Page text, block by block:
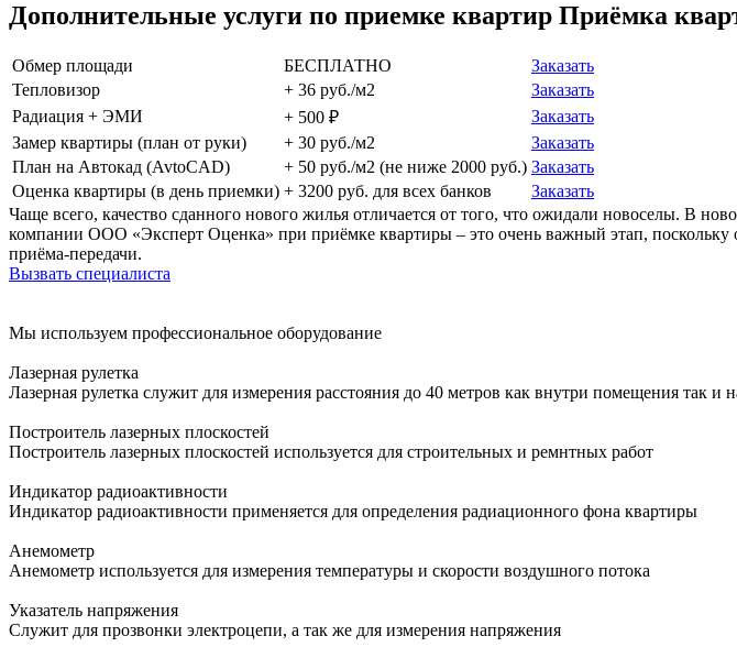
Дополнительные услуги по приемке квартир Приёмка
Обмер площади БЕСПЛАТНО
Заказать
Тепловизор
+ 36 руб./м2
Заказать
Радиация + ЭМИ
+ 500 ₽
Заказать
Замер квартиры (план от руки)
+ 30 руб./м2
Заказать
План на Автокад (AvtoCAD)
+ 50 руб./м2 (не ниже 2000 руб.) Заказать
Оценка квартиры (в день приемки) + 3200 руб. для всех банков
Заказать
Чаще всего, качество сданного нового жилья отличается от того, что ожидали новоселы. В
компании ООО «Эксперт Оценка» при приёмке квартиры – это очень важный этап, поскольку
приёма-передачи.
Вызвать специалиста
Мы используем профессиональное оборудование
Лазерная рулетка
Лазерная рулетка служит для измерения расстояния до 40 метров как внутри помещения так и
Построитель лазерных плоскостей
Построитель лазерных плоскостей используется для строительных и ремнтных работ
Индикатор радиоактивности
Индикатор радиоактивности применяется для определения радиационного фона квартиры
Анемометр
Анемометр используется для измерения температуры и скорости воздушного потока
Указатель напряжения
Служит для прозвонки электроцепи, а так же для измерения напряжения